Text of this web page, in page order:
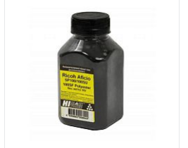
Подписаться
Купить в 1 клик
Сравнение
В избранное
Недоступно